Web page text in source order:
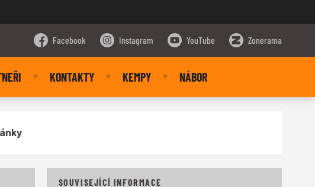
Facebook Instagram YouTube Zonerama
KONTAKTY KEMPY NÁBOR
SOUVISEJÍCÍ INFORMACE